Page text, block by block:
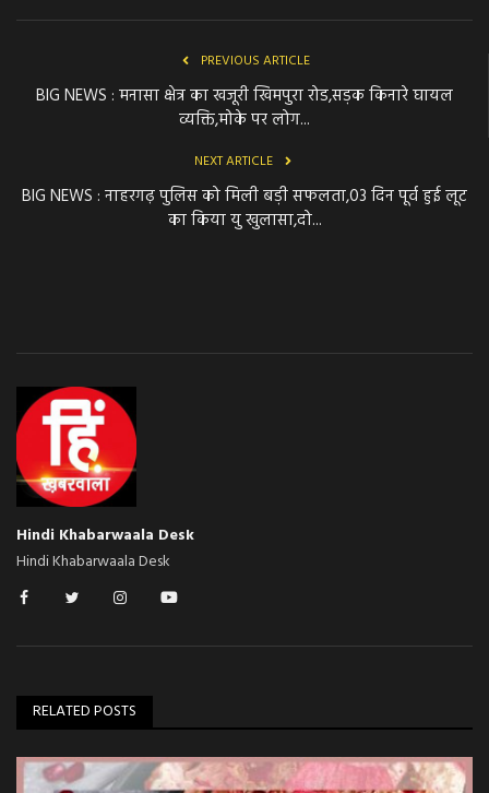
PREVIOUS ARTICLE
BIG NEWS : मनासा क्षेत्र का खजूरी खिमपुरा रोड,सड़क किनारे घायल
व्यक्ति,मोके पर लोग...
NEXT ARTICLE
BIG NEWS : नाहरगढ़ पुलिस को मिली बड़ी सफलता,03 दिन पूर्व हुई लूट
का किया यु खुलासा,दो...
Hindi Khabarwaala Desk
Hindi Khabarwaala Desk
RELATED POSTS